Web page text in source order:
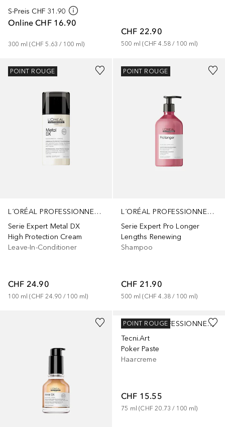
S-Preis CHF 31.90
Online CHF 16.90
300 ml (CHF 5.63 / 100 ml)
CHF 22.90
500 ml (CHF 4.58 / 100 ml)
L´ORÉAL PROFESSIONNEL PARIS
Serie Expert Metal DX
High Protection Cream
Leave-In-Conditioner
CHF 24.90
100 ml (CHF 24.90 / 100 ml)
POINT ROUGE
L´ORÉAL PROFESSIONNEL PARIS
Serie Expert Pro Longer
Lengths Renewing
Shampoo
CHF 21.90
500 ml (CHF 4.38 / 100 ml)
POINT ROUGE
L´ORÉAL PROFESSIONNEL PARIS
Tecni.Art
Poker Paste
Haarcreme
CHF 15.55
75 ml (CHF 20.73 / 100 ml)
POINT ROUGE